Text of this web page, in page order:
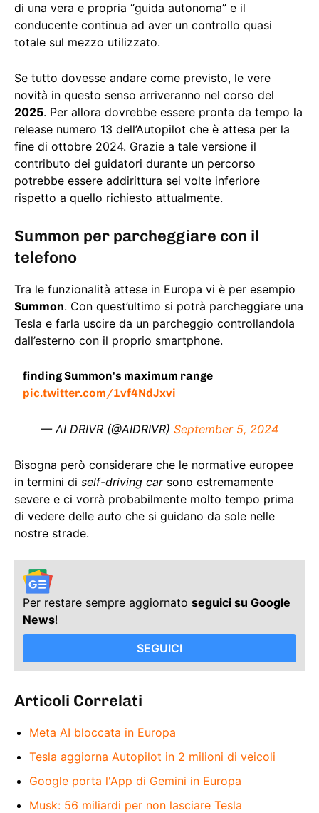
di una vera e propria “guida autonoma” e il
conducente continua ad aver un controllo quasi
totale sul mezzo utilizzato.
Se tutto dovesse andare come previsto, le vere
novità in questo senso arriveranno nel corso del
2025. Per allora dovrebbe essere pronta da tempo la
release numero 13 dell’Autopilot che è attesa per la
fine di ottobre 2024. Grazie a tale versione il
contributo dei guidatori durante un percorso
potrebbe essere addirittura sei volte inferiore
rispetto a quello richiesto attualmente.
Summon per parcheggiare con il
telefono
Tra le funzionalità attese in Europa vi è per esempio
Summon. Con quest’ultimo si potrà parcheggiare una
Tesla e farla uscire da un parcheggio controllandola
dall’esterno con il proprio smartphone.
finding Summon's maximum range
pic.twitter.com/1vf4NdJxvi
— ΛI DRIVR (@AIDRIVR) September 5, 2024
Bisogna però considerare che le normative europee
in termini di self-driving carsono estremamente
severe e ci vorrà probabilmente molto tempo prima
di vedere delle auto che si guidano da sole nelle
nostre strade.
Per restare sempre aggiornato seguici su Google
News!
SEGUICI
Articoli Correlati
Meta AI bloccata in Europa
Tesla aggiorna Autopilot in 2 milioni di veicoli
Google porta l'App di Gemini in Europa
Musk: 56 miliardi per non lasciare Tesla